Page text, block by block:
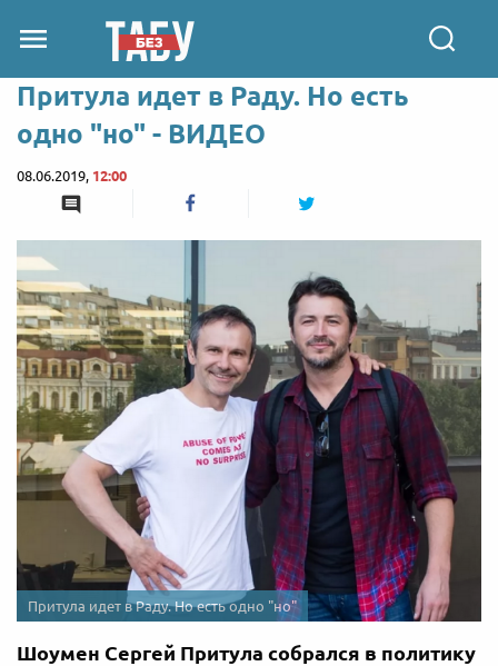
Притула идет в Раду. Но есть
одно "но" - ВИДЕО
08.06.2019, 12:00
Притула идет в Раду. Но есть одно "но"
Шоумен Сергей Притула собрался в политику